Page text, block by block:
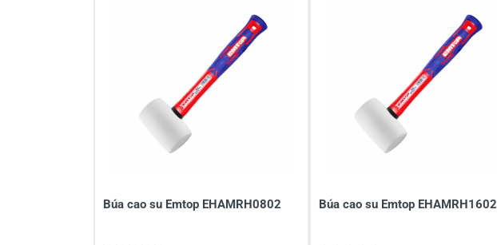
Viết nhận xét về sản phẩm
Đánh giá sao Họ và tên
Búa cao su Emtop EHAMRH0802 Búa cao su Emtop EHAMRH1602